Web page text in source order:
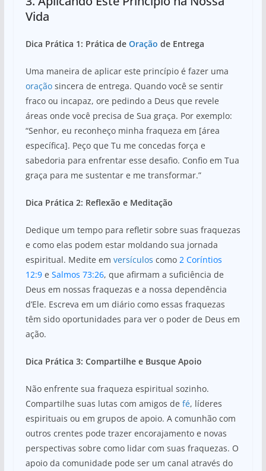
Vida
Dica Prática 1: Prática de Oração de Entrega
Uma maneira de aplicar este princípio é fazer uma
oraçãosincera de entrega. Quando você se sentir
fraco ou incapaz, ore pedindo a Deus que revele
áreas onde você precisa de Sua graça. Por exemplo:
“Senhor, eu reconheço minha fraqueza em [área
específica]. Peço que Tu me concedas força e
sabedoria para enfrentar esse desafio. Confio em Tua
graça para me sustentar e me transformar.”
Dica Prática 2: Reflexão e Meditação
Dedique um tempo para refletir sobre suas fraquezas
e como elas podem estar moldando sua jornada
espiritual. Medite em versículos como 2 Coríntios
12:9e Salmos 73:26, que afirmam a suficiência de
Deus em nossas fraquezas e a nossa dependência
d’Ele. Escreva em um diário como essas fraquezas
têm sido oportunidades para ver o poder de Deus em
ação.
Dica Prática 3: Compartilhe e Busque Apoio
Não enfrente sua fraqueza espiritual sozinho.
Compartilhe suas lutas com amigos de fé, líderes
espirituais ou em grupos de apoio. A comunhão com
outros crentes pode trazer encorajamento e novas
perspectivas sobre como lidar com suas fraquezas. O
apoio da comunidade pode ser um canal através do